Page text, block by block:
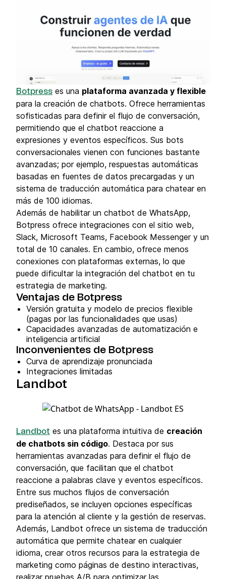
Botpress es una plataforma avanzada y flexible
para la creación de chatbots. Ofrece herramientas
sofisticadas para definir el flujo de conversación,
permitiendo que el chatbot reaccione a
expresiones y eventos específicos. Sus bots
conversacionales vienen con funciones bastante
avanzadas; por ejemplo, respuestas automáticas
basadas en fuentes de datos precargadas y un
sistema de traducción automática para chatear en
más de 100 idiomas.
Además de habilitar un chatbot de WhatsApp,
Botpress ofrece integraciones con el sitio web,
Slack, Microsoft Teams, Facebook Messenger y un
total de 10 canales. En cambio, ofrece menos
conexiones con plataformas externas, lo que
puede dificultar la integración del chatbot en tu
estrategia de marketing.
Ventajas de Botpress
Versión gratuita y modelo de precios flexible
(pagas por las funcionalidades que usas)
Capacidades avanzadas de automatización e
inteligencia artificial
Inconvenientes de Botpress
Curva de aprendizaje pronunciada
Integraciones limitadas
Landbot
Landbot es una plataforma intuitiva de creación
de chatbots sin código. Destaca por sus
herramientas avanzadas para definir el flujo de
conversación, que facilitan que el chatbot
reaccione a palabras clave y eventos específicos.
Entre sus muchos flujos de conversación
prediseñados, se incluyen opciones específicas
para la atención al cliente y la gestión de reservas.
Además, Landbot ofrece un sistema de traducción
automática que permite chatear en cualquier
idioma, crear otros recursos para la estrategia de
marketing como páginas de destino interactivas,
realizar pruebas A/B para optimizar las